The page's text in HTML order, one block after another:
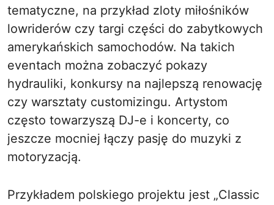
tematyczne, na przykład zloty miłośników
lowriderów czy targi części do zabytkowych
amerykańskich samochodów. Na takich
eventach można zobaczyć pokazy
hydrauliki, konkursy na najlepszą renowację
czy warsztaty customizingu. Artystom
często towarzyszą DJ-e i koncerty, co
jeszcze mocniej łączy pasję do muzyki z
motoryzacją.
Przykładem polskiego projektu jest „Classic